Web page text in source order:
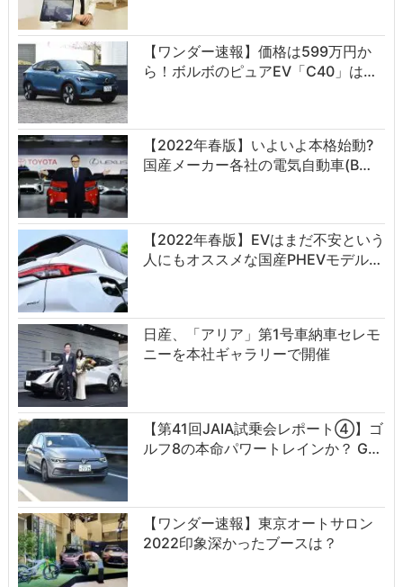
【ワンダー速報】価格は599万円か
ら！ボルボのピュアEV「C40」は…
【2022年春版】いよいよ本格始動?
国産メーカー各社の電気自動車(B…
【2022年春版】EVはまだ不安という
人にもオススメな国産PHEVモデル…
日産、「アリア」第1号車納車セレモ
ニーを本社ギャラリーで開催
【第41回JAIA試乗会レポート④】ゴ
ルフ8の本命パワートレインか？ G…
【ワンダー速報】東京オートサロン
2022印象深かったブースは？